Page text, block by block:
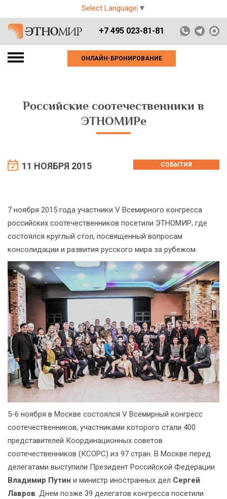
Select Language ▼
+7 495 023-81-81
ОНЛАЙН-БРОНИРОВАНИЕ
Российские соотечественники в
ЭТНОМИРе
11 НОЯБРЯ 2015 СОБЫТИЯ
7 ноября 2015 года участники V Всемирного конгресса
российских соотечественников посетили ЭТНОМИР, где
состоялся круглый стол, посвященный вопросам
консолидации и развития русского мира за рубежом.
5-6 ноября в Москве состоялся V Всемирный конгресс
соотечественников, участниками которого стали 400
представителей Координационных советов
соотечественников (КСОРС) из 97 стран. В Москве перед
делегатами выступили Президент Российской Федерации
Владимир Путин и министр иностранных дел Сергей
Лавров. Днем позже 39 делегатов конгресса посетили